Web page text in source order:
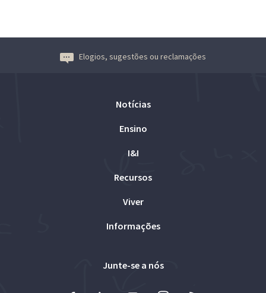
Elogios, sugestões ou reclamações
Notícias
Ensino
I&I
Recursos
Viver
Informações
Junte-se a nós